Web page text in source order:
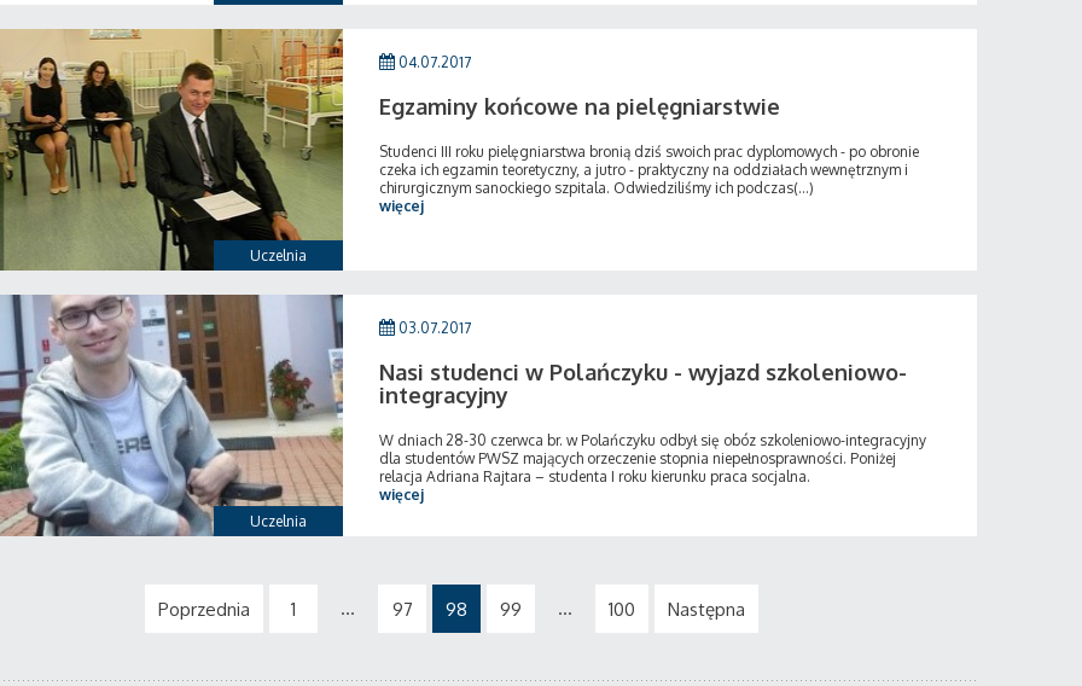
Uczelnia
04.07.2017
Egzaminy końcowe na pielęgniarstwie
Studenci III roku pielęgniarstwa bronią dziś swoich prac dyplomowych - po obronie
czeka ich egzamin teoretyczny, a jutro - praktyczny na oddziałach wewnętrznym i
chirurgicznym sanockiego szpitala. Odwiedziliśmy ich podczas(...)
więcej
Uczelnia
03.07.2017
Nasi studenci w Polańczyku - wyjazd szkoleniowo-
integracyjny
W dniach 28-30 czerwca br. w Polańczyku odbył się obóz szkoleniowo-integracyjny
dla studentów PWSZ mających orzeczenie stopnia niepełnosprawności. Poniżej
relacja Adriana Rajtara – studenta I roku kierunku praca socjalna.
więcej
Poprzednia 1 ... 97 98 99 ... 100 Następna